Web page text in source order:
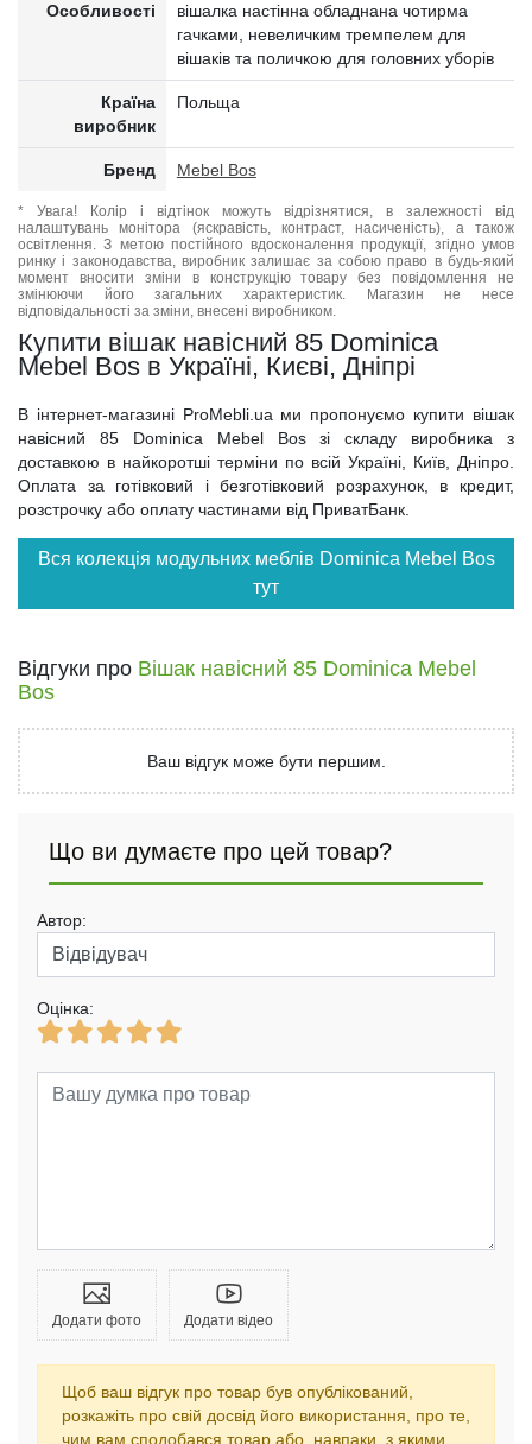
Особливості
вішалка настінна обладнана чотирма
гачками, невеличким тремпелем для
вішаків та поличкою для головних уборів
Країна
виробник
Польща
Бренд Mebel Bos
* Увага! Колір і відтінок можуть відрізнятися, в залежності від
налаштувань монітора (яскравість, контраст, насиченість), а також
освітлення. З метою постійного вдосконалення продукції, згідно умов
ринку і законодавства, виробник залишає за собою право в будь-який
момент вносити зміни в конструкцію товару без повідомлення не
змінюючи його загальних характеристик. Магазин не несе
відповідальності за зміни, внесені виробником.
Купити вішак навісний 85 Dominica
Mebel Bos в Україні, Києві, Дніпрі
В інтернет-магазині ProMebli.ua ми пропонуємо купити вішак
навісний 85 Dominica Mebel Bos зі складу виробника з
доставкою в найкоротші терміни по всій Україні, Київ, Дніпро.
Оплата за готівковий і безготівковий розрахунок, в кредит,
розстрочку або оплату частинами від ПриватБанк.
Вся колекція модульних меблів Dominica Mebel Bos
тут
Відгуки про Вішак навісний 85 Dominica Mebel
Bos
Ваш відгук може бути першим.
Що ви думаєте про цей товар?
Автор:
Оцінка:
Додати фото Додати відео
Щоб ваш відгук про товар був опублікований,
розкажіть про свій досвід його використання, про те,
чим вам сподобався товар або, навпаки, з якими